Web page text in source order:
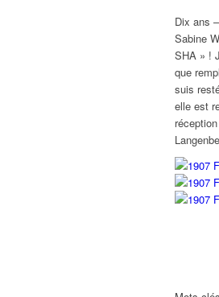
Dix ans
Sabine
SHA » !
que
suis
elle est